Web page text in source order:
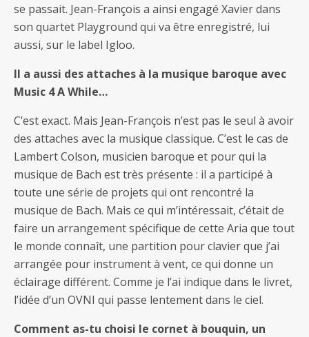
se passait. Jean-François a ainsi engagé Xavier dans
son quartet Playground qui va être enregistré, lui
aussi, sur le label Igloo.
Il a aussi des attaches à la musique baroque avec
Music 4 A While…
C’est exact. Mais Jean-François n’est pas le seul à avoir
des attaches avec la musique classique. C’est le cas de
Lambert Colson, musicien baroque et pour qui la
musique de Bach est très présente : il a participé à
toute une série de projets qui ont rencontré la
musique de Bach. Mais ce qui m’intéressait, c’était de
faire un arrangement spécifique de cette Aria que tout
le monde connaît, une partition pour clavier que j’ai
arrangée pour instrument à vent, ce qui donne un
éclairage différent. Comme je l’ai indique dans le livret,
l’idée d’un OVNI qui passe lentement dans le ciel.
Comment as-tu choisi le cornet à bouquin, un